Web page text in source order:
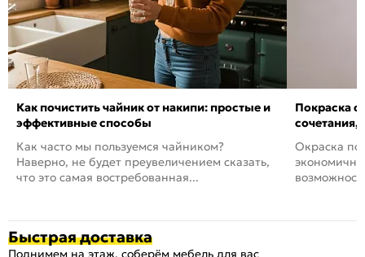
Как почистить чайник от накипи: простые и
эффективные способы
Как часто мы пользуемся чайником?
Наверно, не будет преувеличением сказать,
что это самая востребованная...
Покраска
сочетания,
Окраска
Быстрая доставка
Поднимем на этаж, соберём мебель для вас